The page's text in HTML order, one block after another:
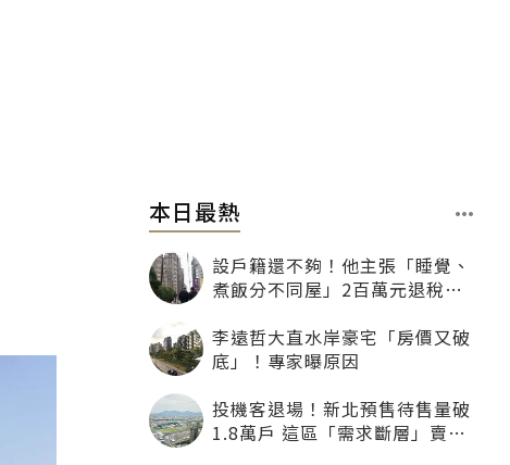
本日最熱
設戶籍還不夠！他主張「睡覺、
煮飯分不同屋」2百萬元退稅照
李遠哲大直水岸豪宅「房價又破
底」！專家曝原因
投機客退場！新北預售待售量破
1.8萬戶 這區「需求斷層」賣壓